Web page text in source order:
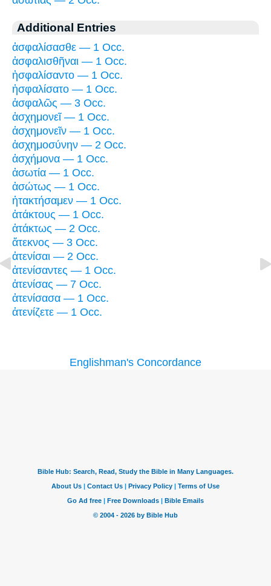
Additional Entries
ἀσφαλίσασθε — 1 Occ.
ἀσφαλισθῆναι — 1 Occ.
ἠσφαλίσαντο — 1 Occ.
ἠσφαλίσατο — 1 Occ.
ἀσφαλῶς — 3 Occ.
ἀσχημονεῖ — 1 Occ.
ἀσχημονεῖν — 1 Occ.
ἀσχημοσύνην — 2 Occ.
ἀσχήμονα — 1 Occ.
ἀσωτία — 1 Occ.
ἀσώτως — 1 Occ.
ἠτακτήσαμεν — 1 Occ.
ἀτάκτους — 1 Occ.
ἀτάκτως — 2 Occ.
ἄτεκνος — 3 Occ.
ἀτενίσαι — 2 Occ.
ἀτενίσαντες — 1 Occ.
ἀτενίσας — 7 Occ.
ἀτενίσασα — 1 Occ.
ἀτενίζετε — 1 Occ.
Englishman's Concordance